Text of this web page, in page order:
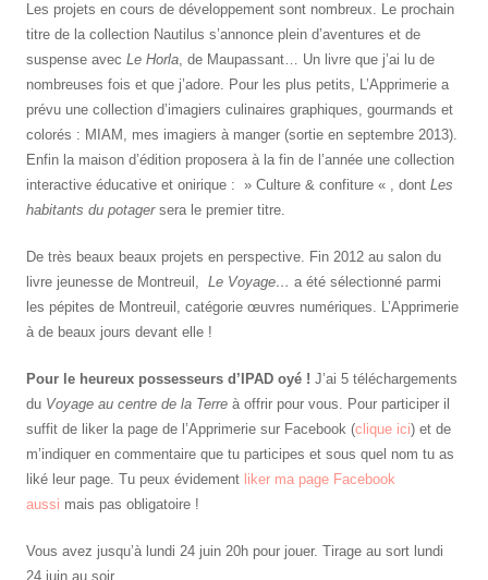
Les projets en cours de développement sont nombreux. Le prochain
titre de la collection Nautilus s’annonce plein d’aventures et de
suspense avec Le Horla, de Maupassant… Un livre que j’ai lu de
nombreuses fois et que j’adore. Pour les plus petits, L’Apprimerie a
prévu une collection d’imagiers culinaires graphiques, gourmands et
colorés : MIAM, mes imagiers à manger (sortie en septembre 2013).
Enfin la maison d’édition proposera à la fin de l’année une collection
interactive éducative et onirique : » Culture & confiture « , dont Les
habitants du potager sera le premier titre.
De très beaux beaux projets en perspective. Fin 2012 au salon du
livre jeunesse de Montreuil, Le Voyage… a été sélectionné parmi
les pépites de Montreuil, catégorie œuvres numériques. L’Apprimerie
à de beaux jours devant elle !
Pour le heureux possesseurs d’IPAD oyé ! J’ai 5 téléchargements
du Voyage au centre de la Terre à offrir pour vous. Pour participer il
suffit de liker la page de l’Apprimerie sur Facebook (clique ici) et de
m’indiquer en commentaire que tu participes et sous quel nom tu as
liké leur page. Tu peux évidement liker ma page Facebook
aussi mais pas obligatoire !
Vous avez jusqu’à lundi 24 juin 20h pour jouer. Tirage au sort lundi
24 juin au soir.